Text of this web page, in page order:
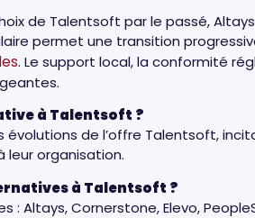
de Talentsoft par le passé,
permet une transition
. Le support local, la conformité
à Talentsoft ?
de l’offre Talentsoft,
leur organisation.
à Talentsoft ?
: Altays, Cornerstone, Elevo,